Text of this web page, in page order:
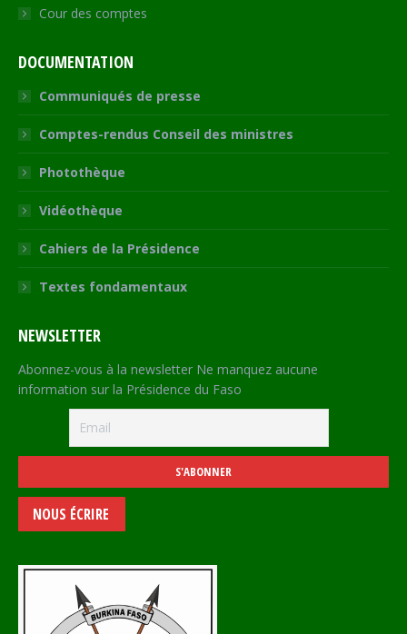
Cour des comptes
DOCUMENTATION
Communiqués de presse
Comptes-rendus Conseil des ministres
Photothèque
Vidéothèque
Cahiers de la Présidence
Textes fondamentaux
NEWSLETTER
Abonnez-vous à la newsletter Ne manquez aucune
information sur la Présidence du Faso
NOUS ÉCRIRE